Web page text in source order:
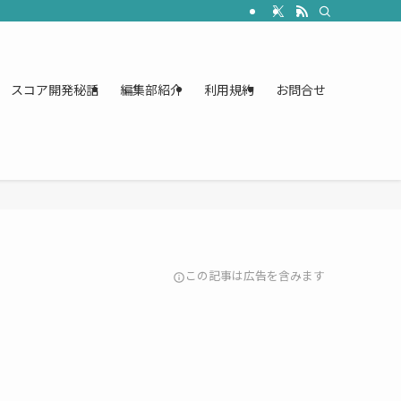
スコア開発秘話 編集部紹介 利用規約 お問合せ
info この記事は広告を含みます